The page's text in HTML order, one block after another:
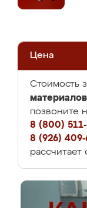
Цена
Стоимость
материалов
позвоните
8 (800)
8 (926) 409-
рассчитает